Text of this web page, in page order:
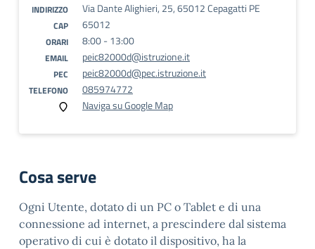
INDIRIZZO Via Dante Alighieri, 25, 65012 Cepagatti PE
CAP 65012
ORARI 8:00 - 13:00
EMAIL peic82000d@istruzione.it
PEC peic82000d@pec.istruzione.it
TELEFONO
085974772
Naviga su Google Map
Cosa serve
Ogni Utente, dotato di un PC o Tablet e di una
connessione ad internet, a prescindere dal sistema
operativo di cui è dotato il dispositivo, ha la